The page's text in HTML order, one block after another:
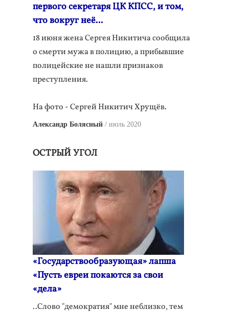
первого секретаря ЦК КПСС, и том,
что вокруг неё...
18 июня жена Сергея Никитича сообщила
о смерти мужа в полицию, а прибывшие
полицейские не нашли признаков
преступления.
На фото - Сергей Никитич Хрущёв.
Александр Болясный июль 2020
ОСТРЫЙ УГОЛ
«Государствообразующая» лапша
«Пусть евреи покаются за свои
«дела»
..Слово "демократия" мне неблизко, тем